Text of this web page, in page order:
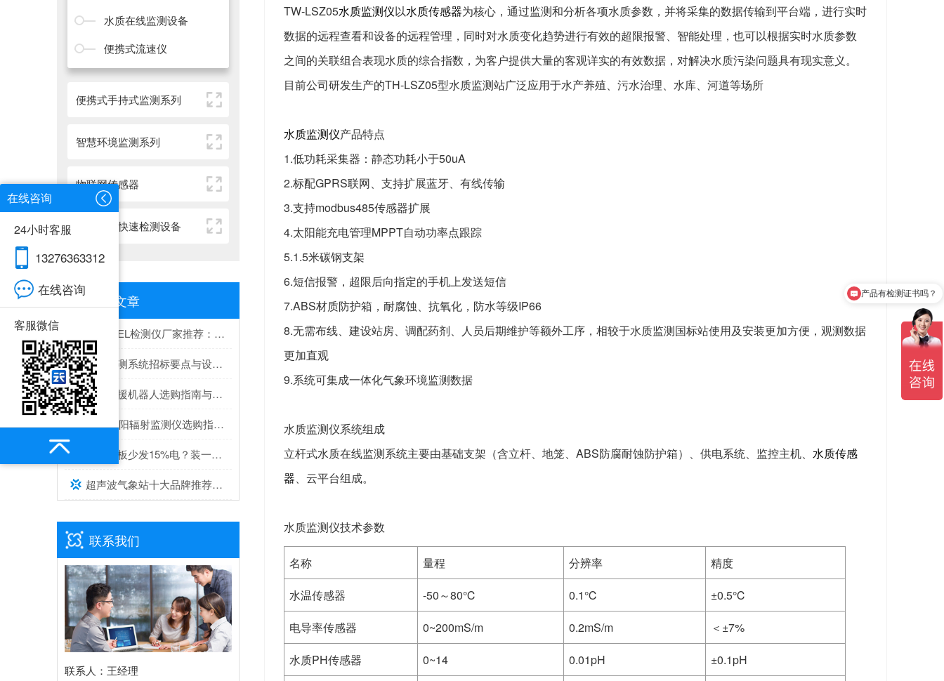
水质在线监测设备
便携式流速仪
便携式手持式监测系列
智慧环境监测系列
物联网传感器
动物疫病快速检测设备
推荐文章
便携式EL检测仪厂家推荐：综合实力与口碑兼具的2家
隧道监测系统招标要点与设备选型建议
水面救援机器人选购指南与推荐top榜单
2026太阳辐射监测仪选购指南与推荐，实测靠谱！
灰尘遮板少发15%电？装一台光伏灰尘检测仪，提升发电效率，清洗成本省20%
超声波气象站十大品牌推荐榜单（2026高精度气象监测TOP10）
联系我们
联系人：王经理
TW-LSZ05水质监测仪以水质传感器为核心，通过监测和分析各项水质参数，并将采集的数据传输到平台端，进行实时
数据的远程查看和设备的远程管理，同时对水质变化趋势进行有效的超限报警、智能处理，也可以根据实时水质参数
之间的关联组合表现水质的综合指数，为客户提供大量的客观详实的有效数据，对解决水质污染问题具有现实意义。
目前公司研发生产的TH-LSZ05型水质监测站广泛应用于水产养殖、污水治理、水库、河道等场所
水质监测仪产品特点
1.低功耗采集器：静态功耗小于50uA
2.标配GPRS联网、支持扩展蓝牙、有线传输
3.支持modbus485传感器扩展
4.太阳能充电管理MPPT自动功率点跟踪
5.1.5米碳钢支架
6.短信报警，超限后向指定的手机上发送短信
7.ABS材质防护箱，耐腐蚀、抗氧化，防水等级IP66
8.无需布线、建设站房、调配药剂、人员后期维护等额外工序，相较于水质监测国标站使用及安装更加方便，观测数据
更加直观
9.系统可集成一体化气象环境监测数据
水质监测仪系统组成
立杆式水质在线监测系统主要由基础支架（含立杆、地笼、ABS防腐耐蚀防护箱）、供电系统、监控主机、 水质传感
器 、云平台组成。
水质监测仪技术参数
名称 量程 分辨率
精度
水温传感器
-50～80℃ 0.1℃
±0.5℃
电导率传感器
0~200mS/m 0.2mS/m
＜±7%
水质PH传感器
0~14 0.01pH
±0.1pH
在线咨询
24小时客服
13276363312
在线咨询
客服微信
设备包含安装吗？